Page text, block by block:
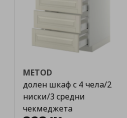
METOD
долен шкаф с 4 чела/2
ниски/3 средни
чекмеджета